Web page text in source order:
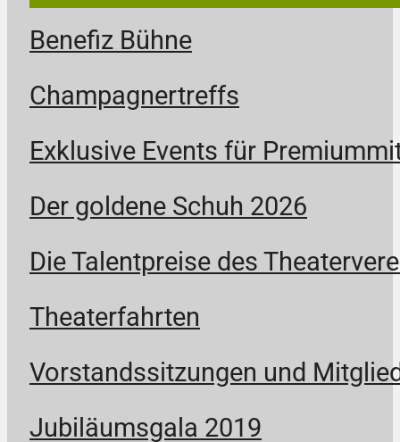
Benefiz Bühne
Champagnertreffs
Exklusive Events für
Der goldene Schuh 2026
Die Talentpreise des
Theaterfahrten
Vorstandssitzungen und
Jubiläumsgala 2019